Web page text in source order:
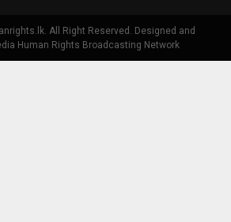
All Right Reserved. Designed and
Human Rights Broadcasting Network